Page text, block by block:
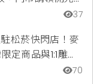
惠一次看
37
松菸快閃店！麥
定商品與1:1雕像
70